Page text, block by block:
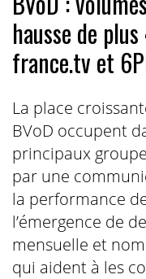
hausse de
france.tv et
La place
BVoD occupent
principaux
par une
la performance
l’émergence de
mensuelle et
qui aident à les